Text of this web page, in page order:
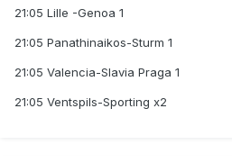
21:05 Lille -Genoa 1
21:05 Panathinaikos-Sturm 1
21:05 Valencia-Slavia Praga 1
21:05 Ventspils-Sporting x2